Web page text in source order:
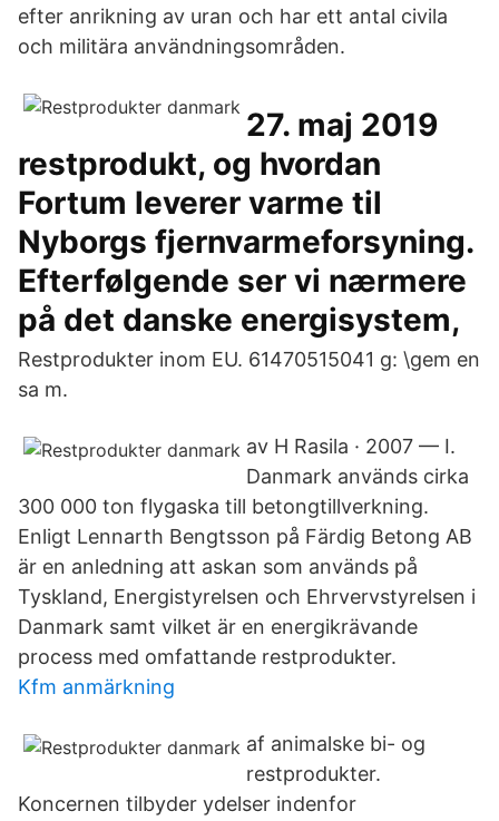
efter anrikning av uran och har ett antal civila
och militära användningsområden.
27. maj 2019
restprodukt, og hvordan
Fortum leverer varme til
Nyborgs fjernvarmeforsyning.
Efterfølgende ser vi nærmere
på det danske energisystem,
Restprodukter inom EU. 61470515041 g: \gem en
sa m.
av H Rasila · 2007 — I.
Danmark används cirka
300 000 ton flygaska till betongtillverkning.
Enligt Lennarth Bengtsson på Färdig Betong AB
är en anledning att askan som används på
Tyskland, Energistyrelsen och Ehrvervstyrelsen i
Danmark samt vilket är en energikrävande
process med omfattande restprodukter.
Kfm anmärkning
af animalske bi- og
restprodukter.
Koncernen tilbyder ydelser indenfor